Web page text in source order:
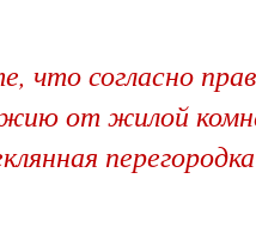
что согласно
от жилой